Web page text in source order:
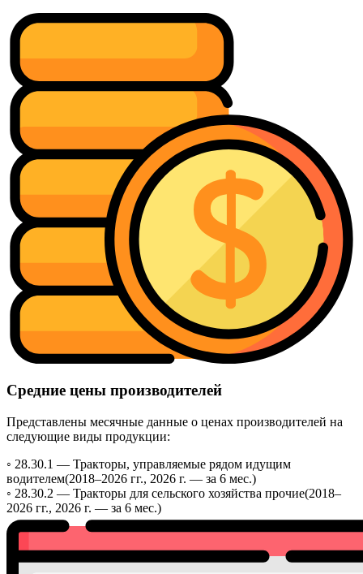
Средние цены производителей
Представлены месячные данные о ценах производителей на
следующие виды продукции:
◦ 28.30.1 — Тракторы, управляемые рядом идущим
водителем(2018–2026 гг., 2026 г. — за 6 мес.)
◦ 28.30.2 — Тракторы для сельского хозяйства прочие(2018–
2026 гг., 2026 г. — за 6 мес.)